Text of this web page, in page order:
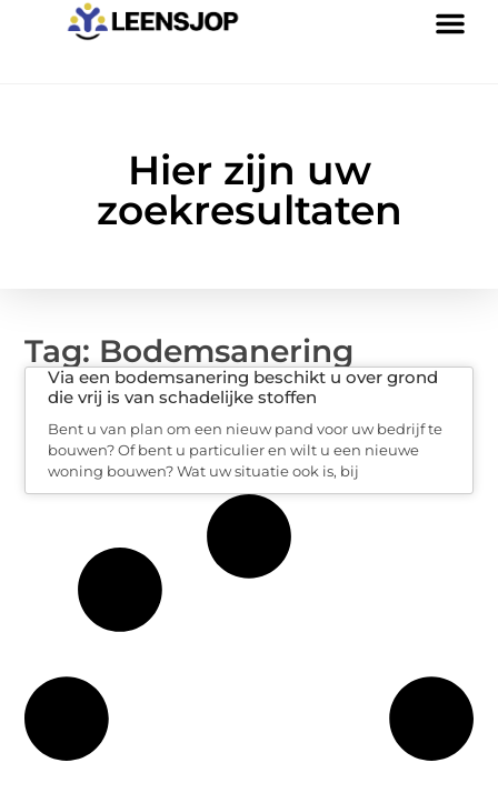
Hier zijn uw
zoekresultaten
Tag: Bodemsanering
Via een bodemsanering beschikt u over grond
die vrij is van schadelijke stoffen
Bent u van plan om een nieuw pand voor uw bedrijf te
bouwen? Of bent u particulier en wilt u een nieuwe
woning bouwen? Wat uw situatie ook is, bij